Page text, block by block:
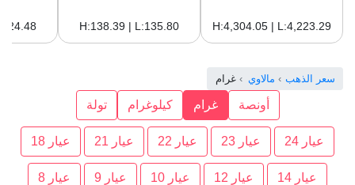
H:4,304.05 | L:4,223.29
H:138.39 | L:135.80
سعر الذهب مالاوي غرام
أونصة غرام كيلوغرام تولة
عيار 24 عيار 23 عيار 22 عيار 21 عيار 18
عيار 14 عيار 12 عيار 10 عيار 9 عيار 8